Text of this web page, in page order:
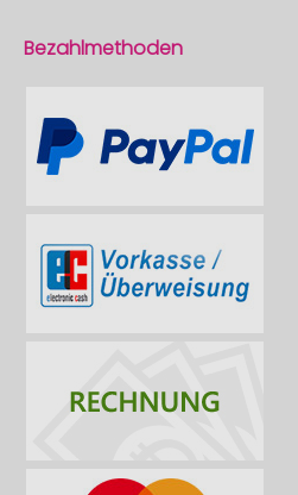
Bezahlmethoden